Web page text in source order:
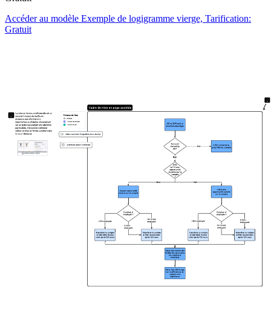
Accéder au modèle Exemple de logigramme vierge, Tarification:
Gratuit